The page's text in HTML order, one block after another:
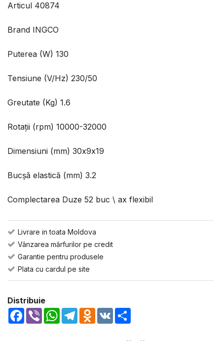
Articul 40874
Brand INGCO
Puterea (W) 130
Tensiune (V/Hz) 230/50
Greutate (Kg) 1.6
Rotații (rpm) 10000-32000
Dimensiuni (mm) 30х9х19
Bucșă elastică (mm) 3.2
Complectarea Duze 52 buc \ ax flexibil
Livrare in toata Moldova
Vânzarea mărfurilor pe credit
Garantie pentru produsele
Plata cu cardul pe site
Distribuie
Facebook
Viber WhatsApp
TelegramOdnoklassniki
VK